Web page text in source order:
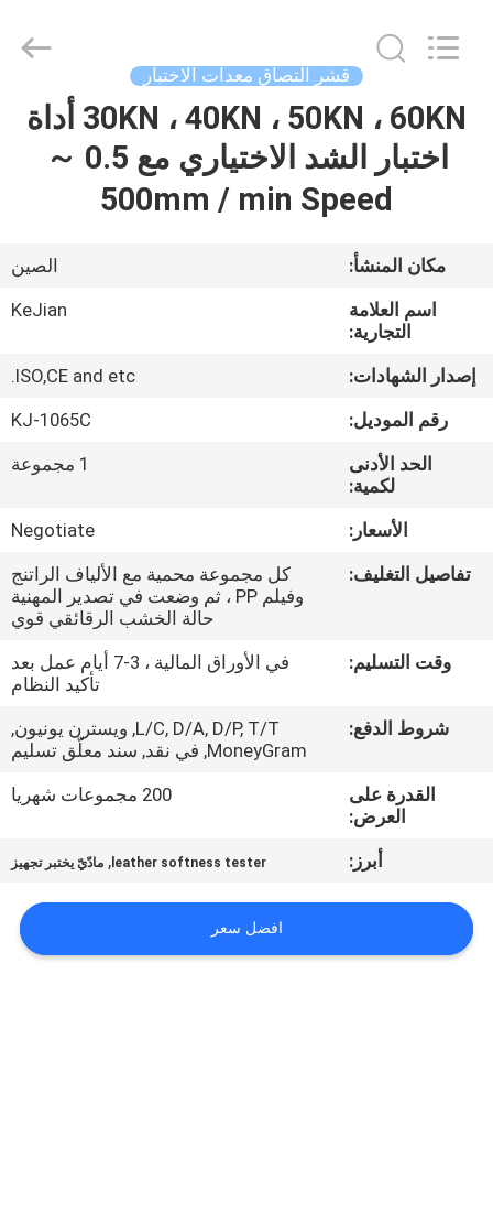
الصفحة
الرئيسية
معلومات
جولة
المعمل
مراقبة
الجودة
اتصل
اقتباس
الموقع
INSTRUMENT
CO.,LTD.
قشر التصاق معدات الاختبار
30KN ، 40KN ، 50KN ، 60KN أداة
اختبار الشد الاختياري مع 0.5 ～
500mm / min Speed
مكان المنشأ:
الصين
اسم العلامة
التجارية:
KeJian
إصدار الشهادات:
ISO,CE and etc.
رقم الموديل:
KJ-1065C
الحد الأدنى
لكمية:
1 مجموعة
الأسعار:
Negotiate
تفاصيل التغليف:
كل مجموعة محمية مع الألياف الراتنج
وفيلم PP ، ثم وضعت في تصدير المهنية
حالة الخشب الرقائقي قوي
وقت التسليم:
في الأوراق المالية ، 3-7 أيام عمل بعد
تأكيد النظام
شروط الدفع:
L/C, D/A, D/P, T/T, ويسترن يونيون,
MoneyGram, في نقد, سند معلّق تسليم
القدرة على
العرض:
200 مجموعات شهريا
أبرز: leather softness tester
, مادّيّ يختبر تجهيز
افضل سعر